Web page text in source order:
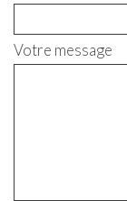
Votre message